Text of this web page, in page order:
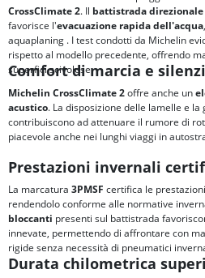
CrossClimate 2. Il battistrada direzionale
favorisce l'evacuazione rapida dell'acqua
aquaplaning . I test condotti da Michelin
rispetto al modello precedente, offrendo
superfici scivolose.
Comfort di marcia e
Michelin CrossClimate 2offre anche un
acustico. La disposizione delle lamelle e
contribuiscono ad attenuare il rumore di
piacevole anche nei lunghi viaggi in
Prestazioni invernali
La marcatura 3PMSF certifica le
rendendolo conforme alle normative
bloccanti presenti sul battistrada
innevate, permettendo di affrontare con
rigide senza necessità di pneumatici
Durata chilometrica